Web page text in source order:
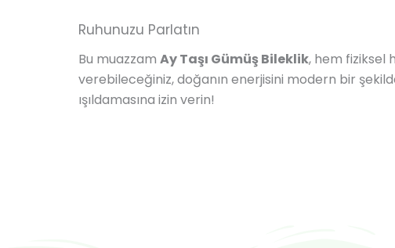
Ruhunuzu Parlatın
Bu muazzam Ay Taşı Gümüş Bileklik, hem fiziksel
verebileceğiniz, doğanın enerjisini modern bir
ışıldamasına izin verin!